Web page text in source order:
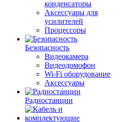
конденсаторы
Аксессуары для
усилителей
Процессоры
Безопасность
Видеокамера
Видеодомофон
Wi-Fi оборудование
Аксессуары
Радиостанции